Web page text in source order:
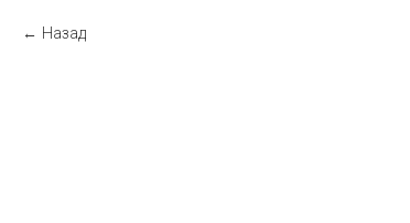
Назад